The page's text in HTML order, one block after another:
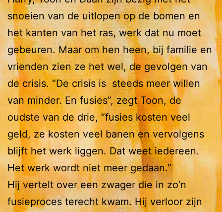
snoeien van de uitlopen op de bomen en
het kanten van het ras, werk dat nu moet
gebeuren. Maar om hen heen, bij familie en
vrienden zien ze het wel, de gevolgen van
de crisis. “De crisis is steeds meer willen
van minder. En fusies”, zegt Toon, de
oudste van de drie, “fusies kosten veel
geld, ze kosten veel banen en vervolgens
blijft het werk liggen. Dat weet iedereen.
Het werk wordt niet meer gedaan.”
Hij vertelt over een zwager die in zo’n
fusieproces terecht kwam. Hij verloor zijn